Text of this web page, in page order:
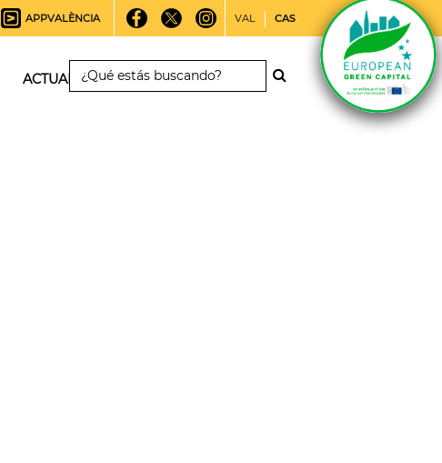
APPVALÈNCIA VAL CAS
ACTUALIDAD